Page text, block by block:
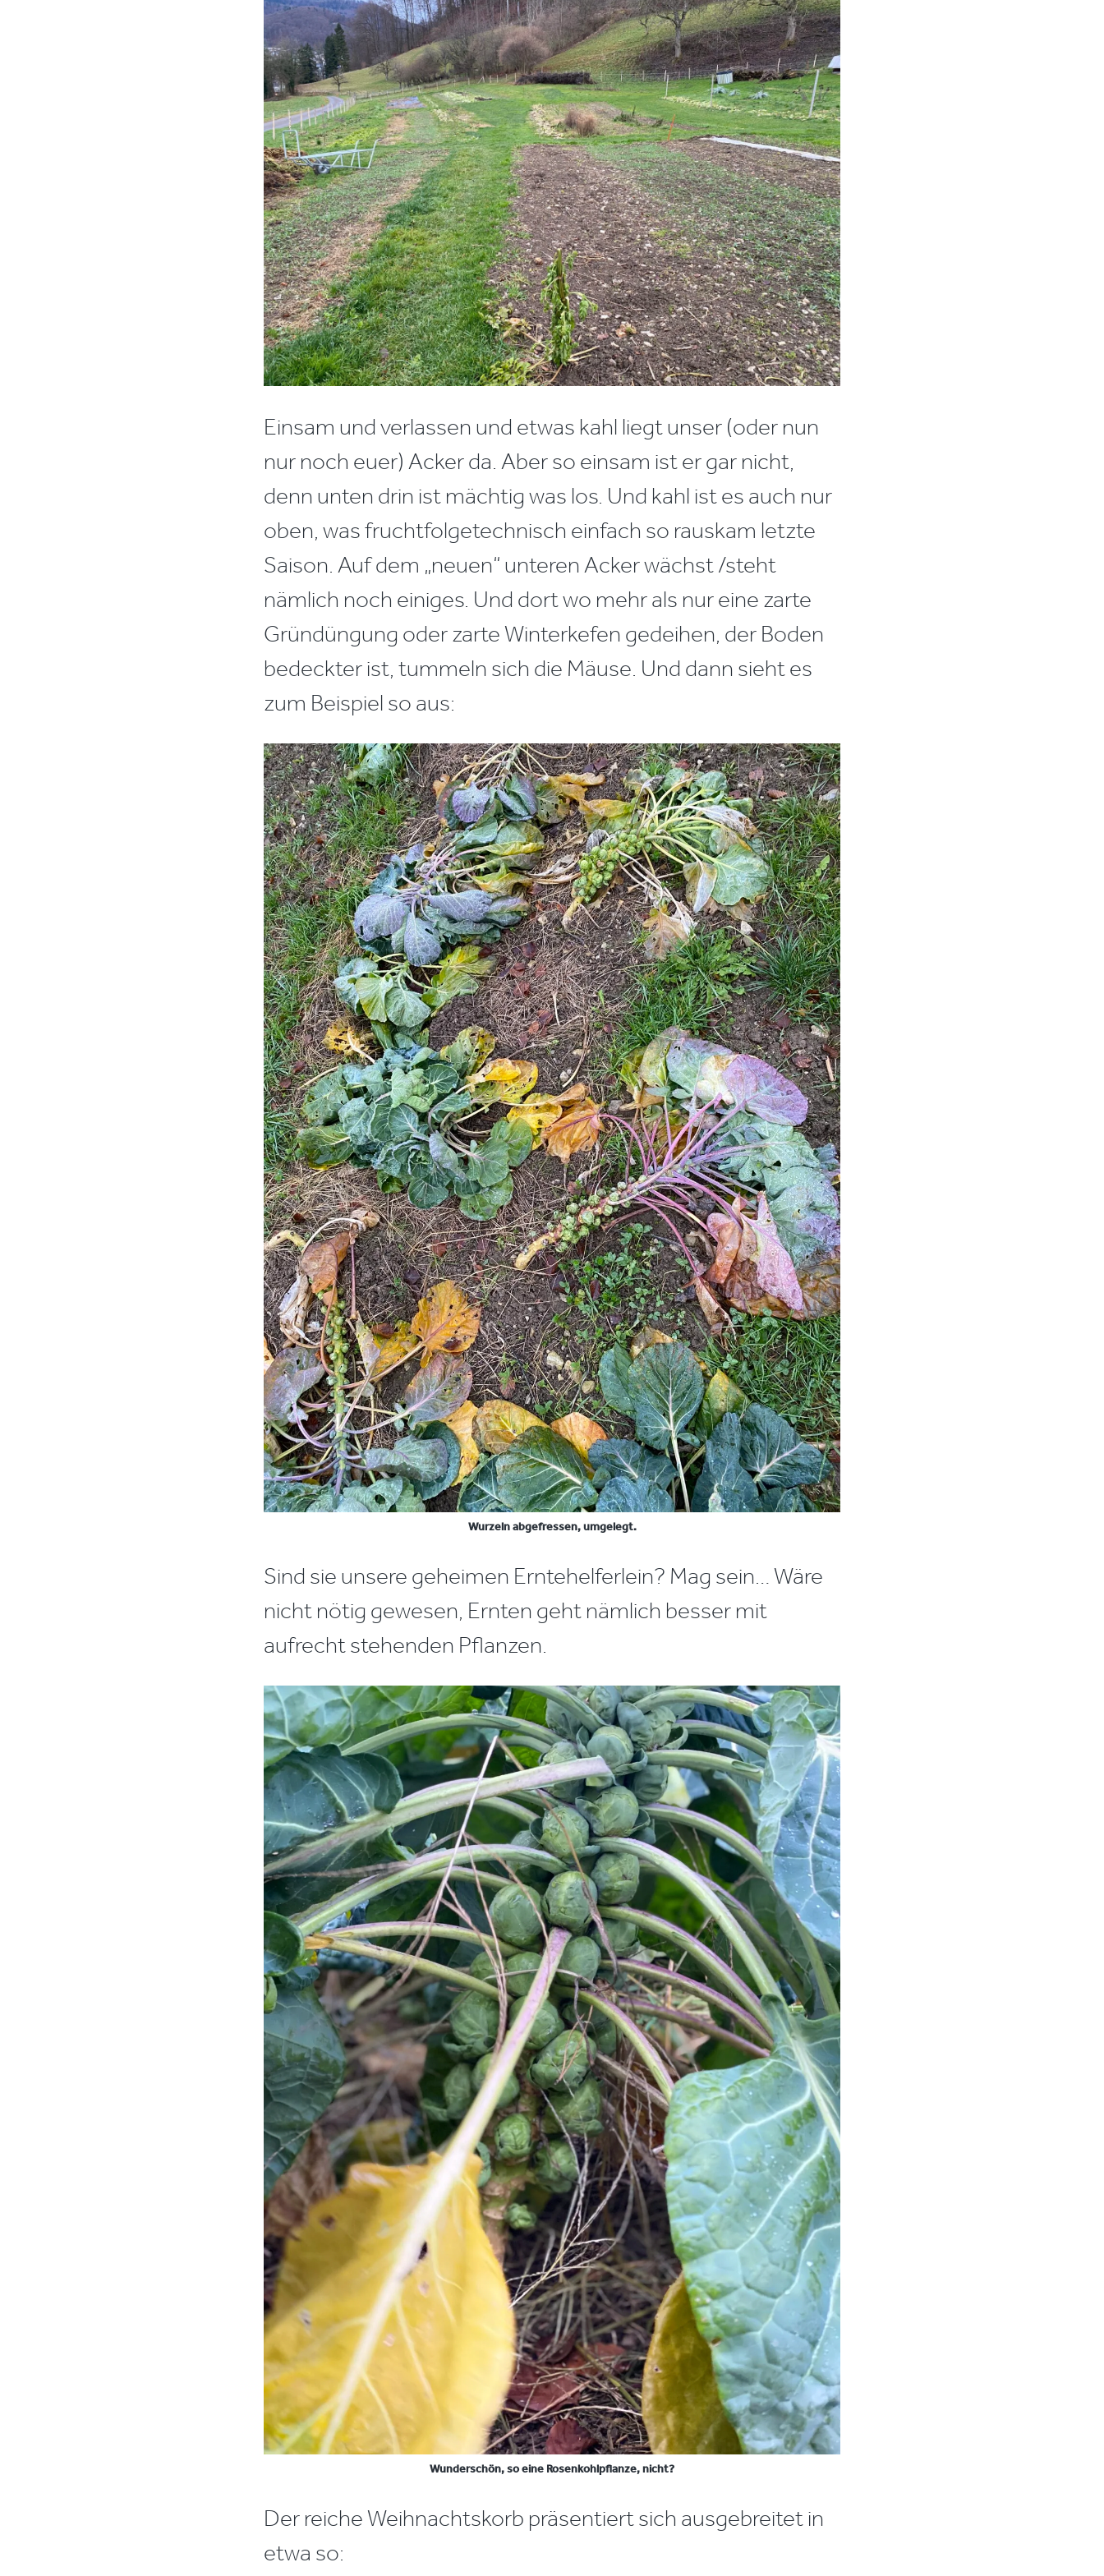
Einsam und verlassen und etwas kahl liegt unser (oder nun
nur noch euer) Acker da. Aber so einsam ist er gar nicht,
denn unten drin ist mächtig was los. Und kahl ist es auch nur
oben, was fruchtfolgetechnisch einfach so rauskam letzte
Saison. Auf dem „neuen“ unteren Acker wächst /steht
nämlich noch einiges. Und dort wo mehr als nur eine zarte
Gründüngung oder zarte Winterkefen gedeihen, der Boden
bedeckter ist, tummeln sich die Mäuse. Und dann sieht es
zum Beispiel so aus:
Wurzeln abgefressen, umgelegt.
Sind sie unsere geheimen Erntehelferlein? Mag sein… Wäre
nicht nötig gewesen, Ernten geht nämlich besser mit
aufrecht stehenden Pflanzen.
Wunderschön, so eine Rosenkohlpflanze, nicht?
Der reiche Weihnachtskorb präsentiert sich ausgebreitet in
etwa so: